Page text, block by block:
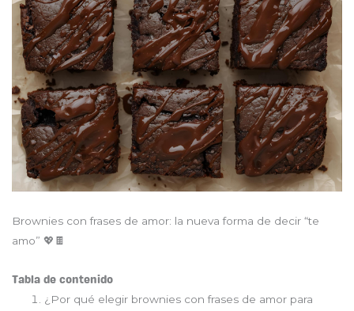
Brownies con frases de amor: la nueva forma de decir “te
amo” 💖🍫
Tabla de contenido
¿Por qué elegir brownies con frases de amor para